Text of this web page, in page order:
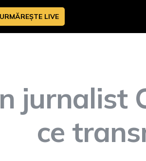
URMĂREȘTE LIVE
jurnalist
ce